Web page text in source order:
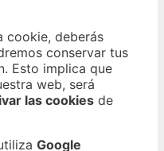
cookie, deberás
conservar tus
Esto implica que
web, será
las cookies de
Google